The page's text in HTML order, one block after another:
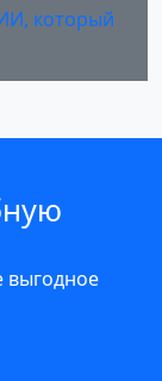
который
выгодное